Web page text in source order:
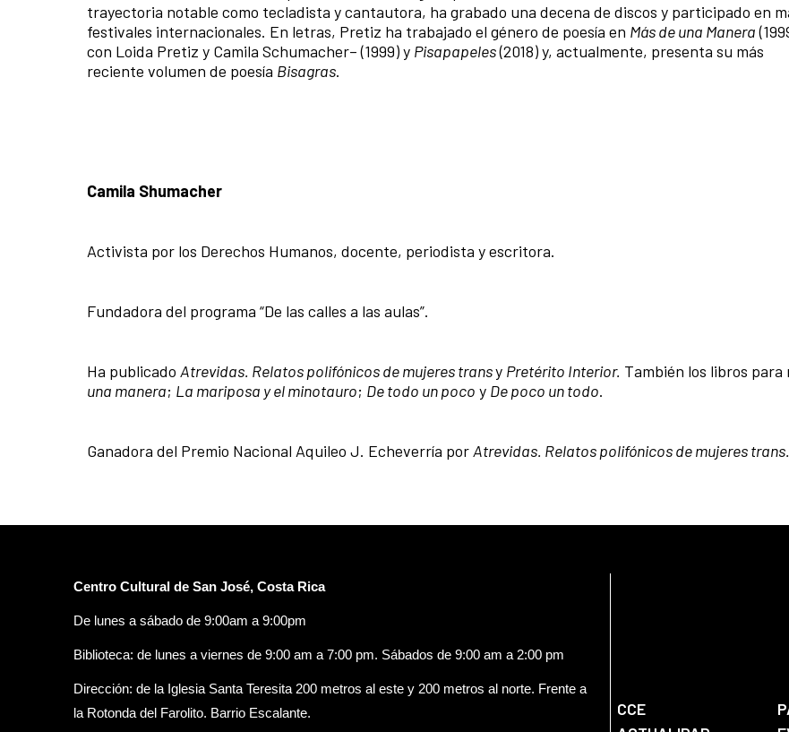
trayectoria notable como tecladista y cantautora, ha grabado una decena de discos y participado en
festivales internacionales. En letras, Pretiz ha trabajado el género de poesía en Más de una Manera
con Loida Pretiz y Camila Schumacher– (1999) y Pisapapeles(2018) y, actualmente, presenta su más
reciente volumen de poesía Bisagras.
Camila Shumacher
Activista por los Derechos Humanos, docente, periodista y escritora.
Fundadora del programa “De las calles a las aulas”.
Ha publicado Atrevidas. Relatos polifónicos de mujeres transy Pretérito Interior. También los libros para
una manera; La mariposa y el minotauro; De todo un poco y De poco un todo.
Ganadora del Premio Nacional Aquileo J. Echeverría porAtrevidas. Relatos polifónicos de mujeres trans.
Centro Cultural de San José, Costa Rica
De lunes a sábado de 9:00am a 9:00pm
Biblioteca: de lunes a viernes de 9:00 am a 7:00 pm. Sábados de 9:00 am a 2:00 pm
Dirección: de la Iglesia Santa Teresita 200 metros al este y 200 metros al norte. Frente a
la Rotonda del Farolito. Barrio Escalante.
CCE